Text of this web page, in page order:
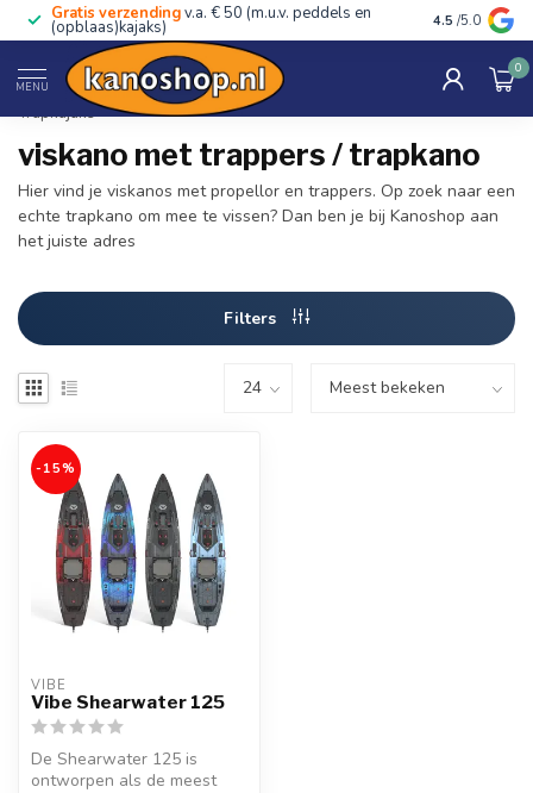
Gratis verzendingv.a. € 50 (m.u.v. peddels en
(opblaas)kajaks) Advies van
4.5 /5.0
MENU
0
Home / Kano's, kajaks & SUP's / Viskajaks & Accessoires
Trapkajaks
viskano met trappers / trapkano
Hier vind je viskanos met propellor en trappers. Op zoek naar een
echte trapkano om mee te vissen? Dan ben je bij Kanoshop aan
het juiste adres
Filters
-15%
VIBE
Vibe Shearwater 125
De Shearwater 125 is
ontworpen als de meest